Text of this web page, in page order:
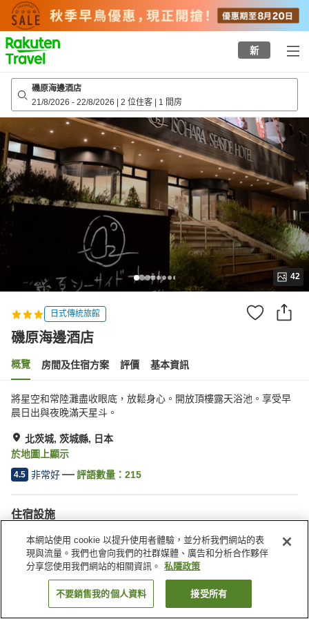
to
top
page
新
磯原海邊酒店
21/8/2026 - 22/8/2026 | 2 位住客 | 1 間房
42
日式傳統旅館
磯原海邊酒店
概覽 房間及住宿方案 評價 基本資訊
將星空和常陸灘盡收眼底，放鬆身心。開放頂樓露天浴池。享受早
晨日出與夜晚滿天星斗。
北茨城, 茨城縣, 日本
於地圖上顯示
4.5 非常好 評語數量： 215
住宿設施
Wi-Fi
全幢禁煙
自動販賣機
免費停車場
找客房
本網站使用 cookie 以提升使用者體驗，並分析我們網站的表
現與流量。我們也會向我們的社群媒體、廣告和分析合作夥伴
分享您使用我們網站的相關資訊。
私隱政策
不要銷售我的個人資料 接受所有